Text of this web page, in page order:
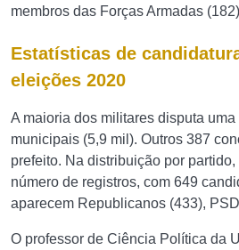
membros das Forças Armadas
Estatísticas de
eleições 2020
A maioria dos militares disputa
municipais (5,9 mil). Outros 387
prefeito. Na distribuição por
número de registros, com 649
aparecem Republicanos (433),
O professor de Ciência Política da